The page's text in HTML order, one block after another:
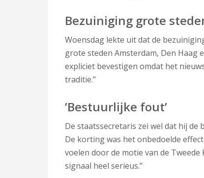
Bezuiniging grote
Woensdag lekte uit dat de
grote steden Amsterdam, Den Haag
expliciet bevestigen omdat het
traditie.”
’Bestuurlijke fout’
De staatssecretaris zei wel dat hij de
De korting was het onbedoelde
voelen door de motie van de Tweede
signaal heel serieus.’’